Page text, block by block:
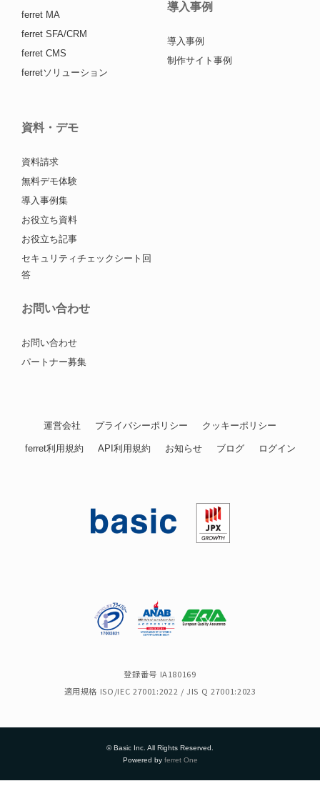
ferret MA
ferret SFA/CRM
ferret CMS
ferretソリューション
導入事例
導入事例
制作サイト事例
資料・デモ
資料請求
無料デモ体験
導入事例集
お役立ち資料
お役立ち記事
セキュリティチェックシート回
答
お問い合わせ
お問い合わせ
パートナー募集
運営会社 プライバシーポリシー クッキーポリシー
ferret利用規約 API利用規約 お知らせ ブログ ログイン
登録番号 IA180169
適用規格 ISO/IEC 27001:2022 / JIS Q 27001:2023
© Basic Inc. All Rights Reserved.
Powered by ferret One